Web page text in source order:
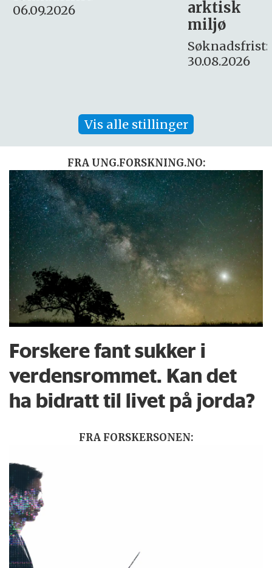
Søknadsfrist:
16. august.
Vis alle stillinger
FRA UNG.FORSKNING.NO:
Forskere fant sukker i
verdensrommet. Kan det
ha bidratt til livet på jorda?
FRA FORSKERSONEN: